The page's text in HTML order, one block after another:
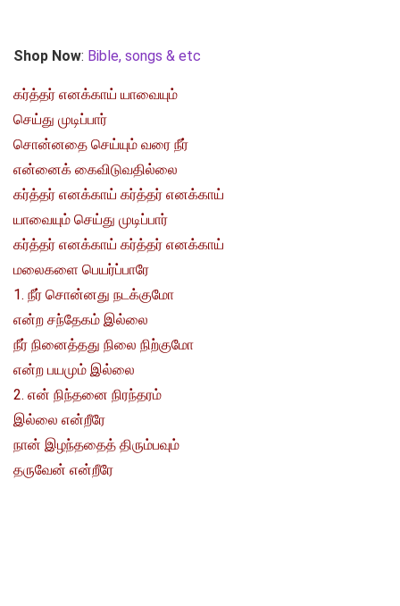
Shop Now: Bible, songs & etc
கர்த்தர் எனக்காய் யாவையும்
செய்து முடிப்பார்
சொன்னதை செய்யும் வரை நீர்
என்னைக் கைவிடுவதில்லை
கர்த்தர் எனக்காய் கர்த்தர் எனக்காய்
யாவையும் செய்து முடிப்பார்
கர்த்தர் எனக்காய் கர்த்தர் எனக்காய்
மலைகளை பெயர்ப்பாரே
1. நீர் சொன்னது நடக்குமோ
என்ற சந்தேகம் இல்லை
நீர் நினைத்தது நிலை நிற்குமோ
என்ற பயமும் இல்லை
2. என் நிந்தனை நிரந்தரம்
இல்லை என்றீரே
நான் இழந்ததைத் திரும்பவும்
தருவேன் என்றீரே